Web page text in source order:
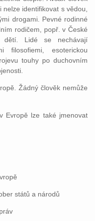
identifikovat s vědou,
drogami. Pevné rodinné
rodičem, popř. v České
dětí. Lidé se nechávají
filosofiemi, esoterickou
touhy po duchovním
Žádný člověk nemůže
Evropě lze také jmenovat
států a národů